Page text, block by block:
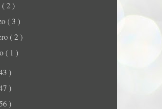
( 2 )
( 3 )
( 2 )
( 1 )
)
)
)